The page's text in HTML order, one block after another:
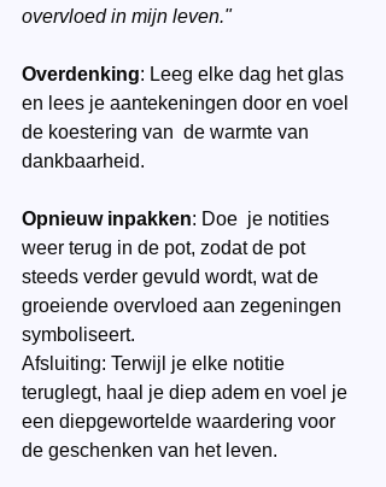
overvloed in mijn leven."
Overdenking: Leeg elke dag het glas
en lees je aantekeningen door en voel
de koestering van  de warmte van
dankbaarheid.
Opnieuw inpakken: Doe  je notities
weer terug in de pot, zodat de pot
steeds verder gevuld wordt, wat de
groeiende overvloed aan zegeningen
symboliseert.
Afsluiting: Terwijl je elke notitie
teruglegt, haal je diep adem en voel je
een diepgewortelde waardering voor
de geschenken van het leven.